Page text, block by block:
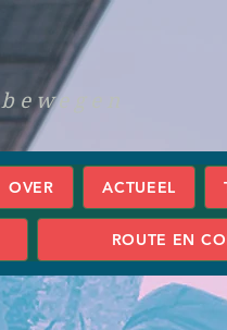
bewegen
OVER ACTUEEL
ROUTE EN